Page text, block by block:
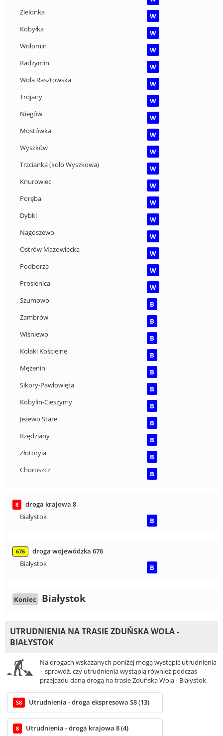
Zielonka
W
Kobyłka
W
Wołomin
W
Radzymin
W
Wola Rasztowska
W
Trojany
W
Niegów
W
Mostówka
W
Wyszków
W
Trzcianka (koło Wyszkowa)
W
Knurowiec
W
Poręba
W
Dybki
W
Nagoszewo
W
Ostrów Mazowiecka
W
Podborze
W
Prosienica
W
Szumowo
B
Zambrów
B
Wiśniewo
B
Kołaki Kościelne
B
Mężenin
B
Sikory-Pawłowięta
B
Kobylin-Cieszymy
B
Jeżewo Stare
B
Rzędziany
B
Złotoryia
B
Choroszcz
B
8
droga krajowa 8
Białystok
B
676
droga wojewódzka 676
Białystok
B
Koniec Białystok
UTRUDNIENIA NA TRASIE ZDUŃSKA WOLA -
BIAŁYSTOK
Na drogach wskazanych poniżej mogą wystąpić utrudnienia
– sprawdź, czy utrudnienia wystąpią również podczas
przejazdu daną drogą na trasie Zduńska Wola - Białystok.
S8 Utrudnienia - droga ekspresowa S8 (13)
8 Utrudnienia - droga krajowa 8 (4)